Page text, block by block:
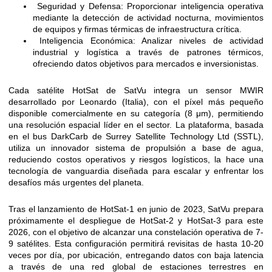
Seguridad y Defensa: Proporcionar inteligencia operativa
mediante la detección de actividad nocturna, movimientos
de equipos y firmas térmicas de infraestructura crítica.
Inteligencia Económica: Analizar niveles de actividad
industrial y logística a través de patrones térmicos,
ofreciendo datos objetivos para mercados e inversionistas.
Cada satélite HotSat de SatVu integra un sensor MWIR
desarrollado por Leonardo (Italia), con el píxel más pequeño
disponible comercialmente en su categoría (8 μm), permitiendo
una resolución espacial líder en el sector. La plataforma, basada
en el bus DarkCarb de Surrey Satellite Technology Ltd (SSTL),
utiliza un innovador sistema de propulsión a base de agua,
reduciendo costos operativos y riesgos logísticos, la hace una
tecnología de vanguardia diseñada para escalar y enfrentar los
desafíos más urgentes del planeta.
Tras el lanzamiento de HotSat-1 en junio de 2023, SatVu prepara
próximamente el despliegue de HotSat-2 y HotSat-3 para este
2026, con el objetivo de alcanzar una constelación operativa de 7-
9 satélites. Esta configuración permitirá revisitas de hasta 10-20
veces por día, por ubicación, entregando datos con baja latencia
a través de una red global de estaciones terrestres en